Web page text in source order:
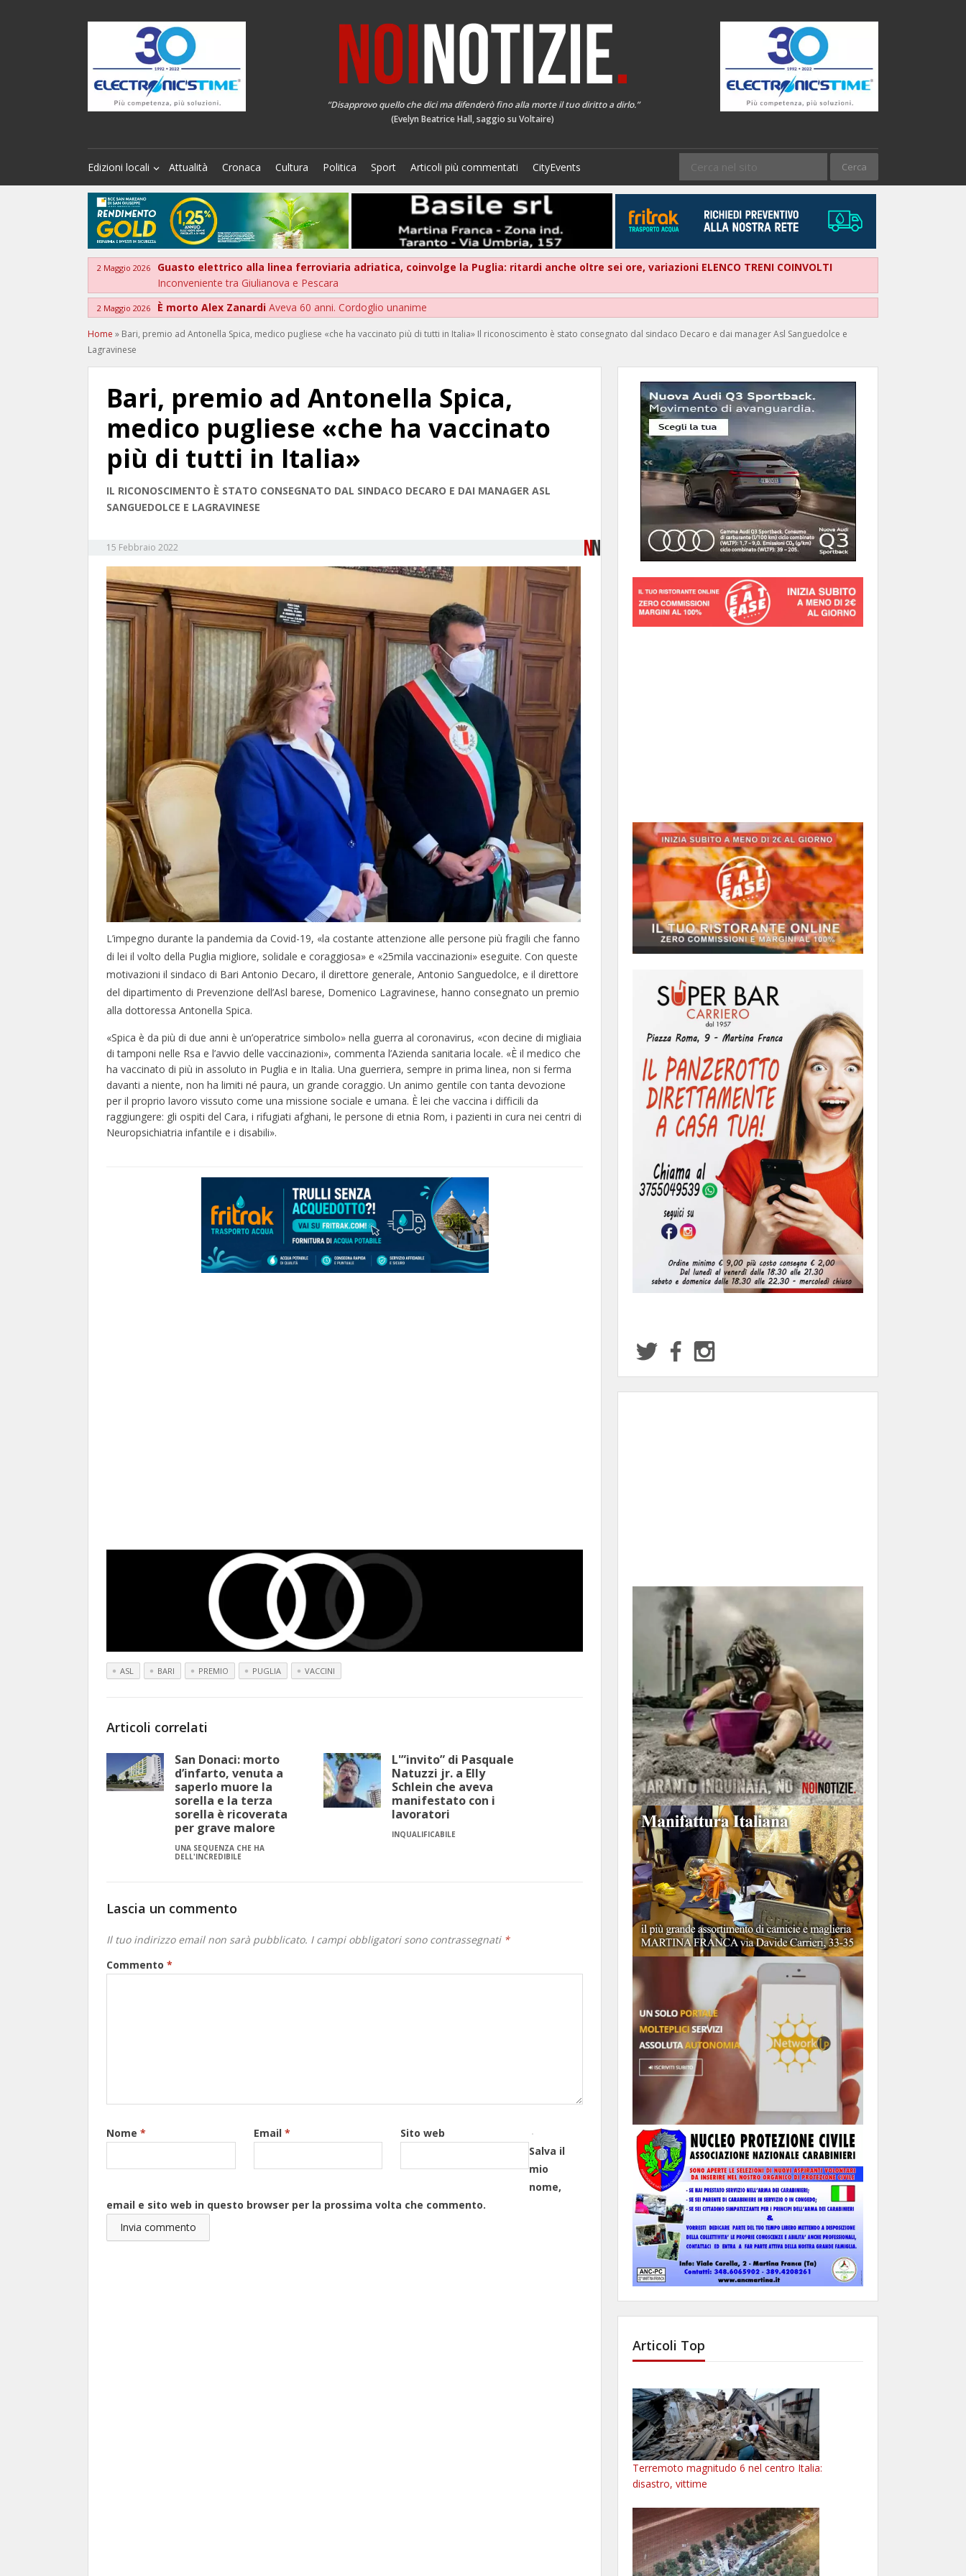
“Disapprovo quello che dici ma difenderò fino alla morte il tuo diritto a dirlo.”
(Evelyn Beatrice Hall, saggio su Voltaire)
Edizioni locali Attualità Cronaca Cultura Politica Sport Articoli più commentati CityEvents
2 Maggio 2026
Guasto elettrico alla linea ferroviaria adriatica, coinvolge la Puglia: ritardi anche oltre sei ore, variazioni ELENCO TRENI COINVOLTI
Inconveniente tra Giulianova e Pescara
2 Maggio 2026 È morto Alex Zanardi Aveva 60 anni. Cordoglio unanime
Home » Bari, premio ad Antonella Spica, medico pugliese «che ha vaccinato più di tutti in Italia» Il riconoscimento è stato consegnato dal sindaco Decaro e dai manager Asl Sanguedolce e
Lagravinese
Bari, premio ad Antonella Spica,
medico pugliese «che ha vaccinato
più di tutti in Italia»
IL RICONOSCIMENTO È STATO CONSEGNATO DAL SINDACO DECARO E DAI MANAGER ASL
SANGUEDOLCE E LAGRAVINESE
15 Febbraio 2022
L’impegno durante la pandemia da Covid-19, «la costante attenzione alle persone più fragili che fanno
di lei il volto della Puglia migliore, solidale e coraggiosa» e «25mila vaccinazioni» eseguite. Con queste
motivazioni il sindaco di Bari Antonio Decaro, il direttore generale, Antonio Sanguedolce, e il direttore
del dipartimento di Prevenzione dell’Asl barese, Domenico Lagravinese, hanno consegnato un premio
alla dottoressa Antonella Spica.
«Spica è da più di due anni è un’operatrice simbolo» nella guerra al coronavirus, «con decine di migliaia
di tamponi nelle Rsa e l’avvio delle vaccinazioni», commenta l’Azienda sanitaria locale. «È il medico che
ha vaccinato di più in assoluto in Puglia e in Italia. Una guerriera, sempre in prima linea, non si ferma
davanti a niente, non ha limiti né paura, un grande coraggio. Un animo gentile con tanta devozione
per il proprio lavoro vissuto come una missione sociale e umana. È lei che vaccina i difficili da
raggiungere: gli ospiti del Cara, i rifugiati afghani, le persone di etnia Rom, i pazienti in cura nei centri di
Neuropsichiatria infantile e i disabili».
ASL BARI PREMIO PUGLIA VACCINI
Articoli correlati
San Donaci: morto
d’infarto, venuta a
saperlo muore la
sorella e la terza
sorella è ricoverata
per grave malore
UNA SEQUENZA CHE HA
DELL'INCREDIBILE
L'”invito” di Pasquale
Natuzzi jr. a Elly
Schlein che aveva
manifestato con i
lavoratori
INQUALIFICABILE
Lascia un commento
Il tuo indirizzo email non sarà pubblicato. I campi obbligatori sono contrassegnati *
Commento *
Nome * Email *
Sito web
Salva il
mio
nome,
email e sito web in questo browser per la prossima volta che commento.
Articoli Top
Terremoto magnitudo 6 nel centro Italia:
disastro, vittime